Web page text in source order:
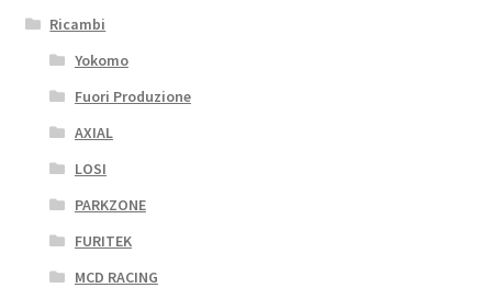
Ricambi
Yokomo
Fuori Produzione
AXIAL
LOSI
PARKZONE
FURITEK
MCD RACING